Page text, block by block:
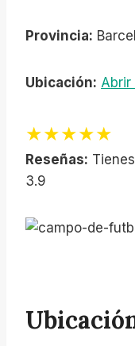
Provincia:
Ubicación: Abrir
★★★★★
Reseñas:
3.9